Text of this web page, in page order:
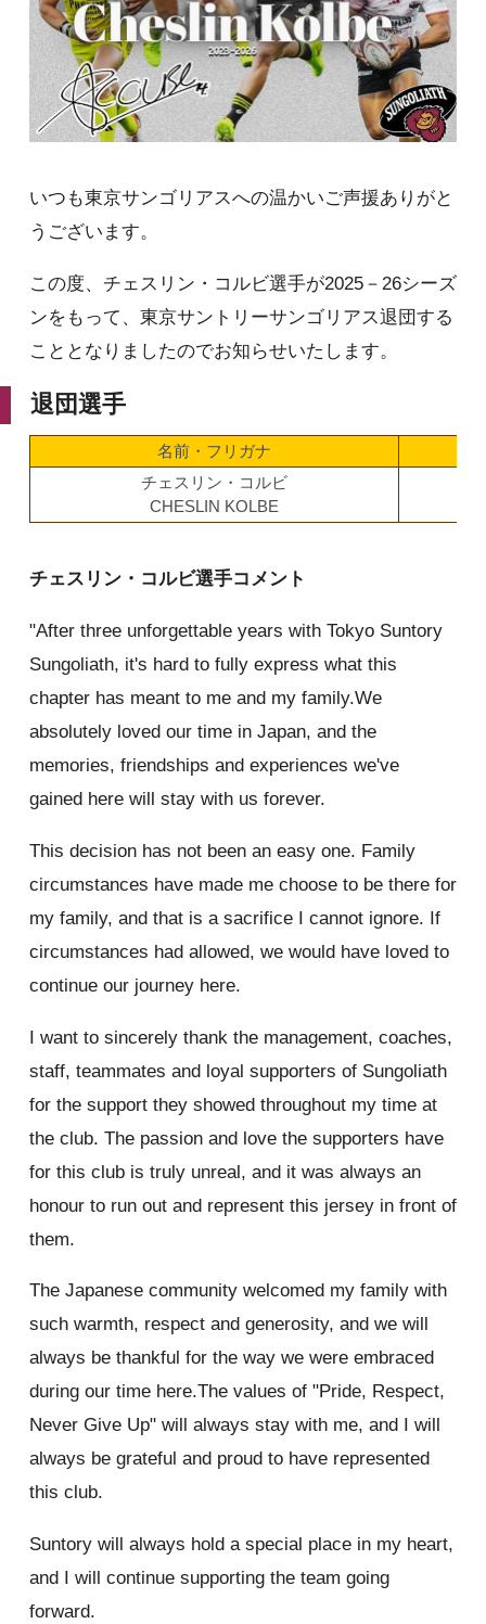
いつも東京サンゴリアスへの温かいご声援ありがと
うございます。
この度、チェスリン・コルビ選手が2025－26シーズ
ンをもって、東京サントリーサンゴリアス退団する
こととなりましたのでお知らせいたします。
退団選手
名前・フリガナ
チェスリン・コルビ
CHESLIN KOLBE
チェスリン・コルビ選手コメント
"After three unforgettable years with Tokyo Suntory
Sungoliath, it's hard to fully express what this
chapter has meant to me and my family.We
absolutely loved our time in Japan, and the
memories, friendships and experiences we've
gained here will stay with us forever.
This decision has not been an easy one. Family
circumstances have made me choose to be there for
my family, and that is a sacrifice I cannot ignore. If
circumstances had allowed, we would have loved to
continue our journey here.
I want to sincerely thank the management, coaches,
staff, teammates and loyal supporters of Sungoliath
for the support they showed throughout my time at
the club. The passion and love the supporters have
for this club is truly unreal, and it was always an
honour to run out and represent this jersey in front of
them.
The Japanese community welcomed my family with
such warmth, respect and generosity, and we will
always be thankful for the way we were embraced
during our time here.The values of "Pride, Respect,
Never Give Up" will always stay with me, and I will
always be grateful and proud to have represented
this club.
Suntory will always hold a special place in my heart,
and I will continue supporting the team going
forward.